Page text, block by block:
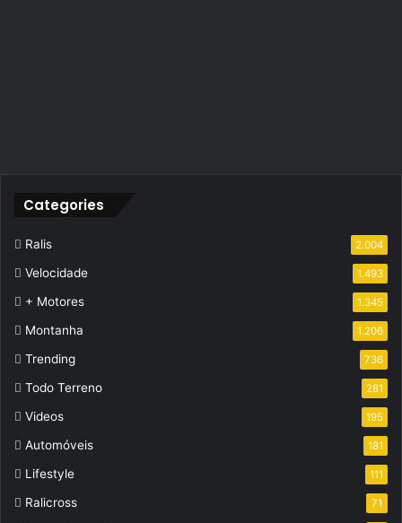
Categories
Ralis 2.004
Velocidade 1.493
+ Motores 1.345
Montanha 1.206
Trending 736
Todo Terreno 281
Videos 195
Automóveis 181
Lifestyle 111
Ralicross 71